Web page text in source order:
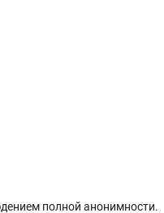
полной анонимности.